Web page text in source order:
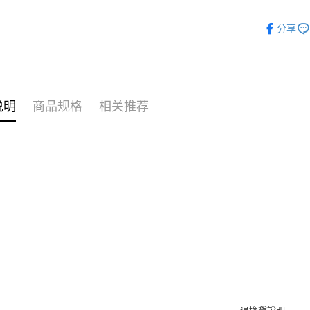
之上限額度
2. 結帳金
海外宅配
分享
明 商品规格 相关推荐